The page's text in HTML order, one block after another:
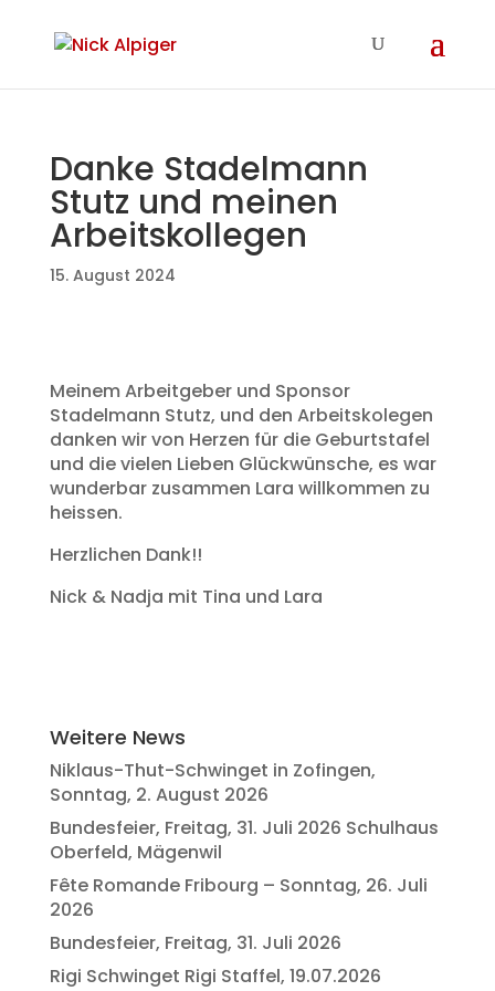
Danke Stadelmann
Stutz und meinen
Arbeitskollegen
15. August 2024
Meinem Arbeitgeber und Sponsor
Stadelmann Stutz, und den Arbeitskolegen
danken wir von Herzen für die Geburtstafel
und die vielen Lieben Glückwünsche, es war
wunderbar zusammen Lara willkommen zu
heissen.
Herzlichen Dank!!
Nick & Nadja mit Tina und Lara
Weitere News
Niklaus-Thut-Schwinget in Zofingen,
Sonntag, 2. August 2026
Bundesfeier, Freitag, 31. Juli 2026 Schulhaus
Oberfeld, Mägenwil
Fête Romande Fribourg – Sonntag, 26. Juli
2026
Bundesfeier, Freitag, 31. Juli 2026
Rigi Schwinget Rigi Staffel, 19.07.2026